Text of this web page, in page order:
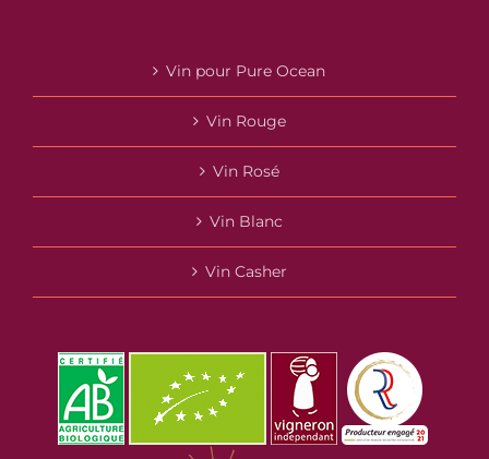
Vin pour Pure Ocean
Vin Rouge
Vin Rosé
Vin Blanc
Vin Casher